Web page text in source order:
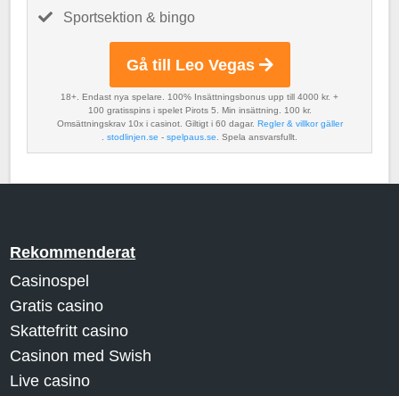
Sportsektion & bingo
Gå till Leo Vegas
18+. Endast nya spelare. 100% Insättningsbonus upp till 4000 kr. +
100 gratisspins i spelet Pirots 5. Min insättning. 100 kr.
Omsättningskrav 10x i casinot. Giltigt i 60 dagar. Regler & villkor gäller
. stodlinjen.se - spelpaus.se. Spela ansvarsfullt.
Rekommenderat
Casinospel
Gratis casino
Skattefritt casino
Casinon med Swish
Live casino